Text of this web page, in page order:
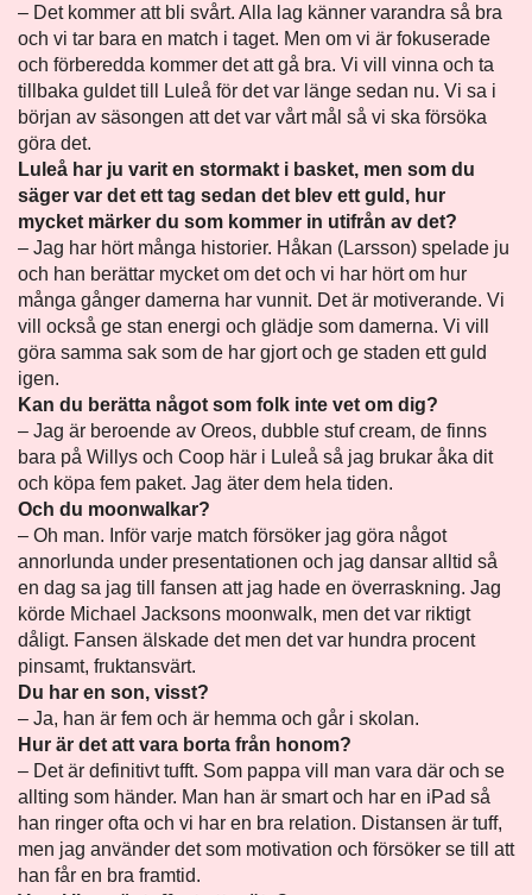
– Det kommer att bli svårt. Alla lag känner varandra så bra
och vi tar bara en match i taget. Men om vi är fokuserade
och förberedda kommer det att gå bra. Vi vill vinna och ta
tillbaka guldet till Luleå för det var länge sedan nu. Vi sa i
början av säsongen att det var vårt mål så vi ska försöka
göra det.
Luleå har ju varit en stormakt i basket, men som du
säger var det ett tag sedan det blev ett guld, hur
mycket märker du som kommer in utifrån av det?
– Jag har hört många historier. Håkan (Larsson) spelade ju
och han berättar mycket om det och vi har hört om hur
många gånger damerna har vunnit. Det är motiverande. Vi
vill också ge stan energi och glädje som damerna. Vi vill
göra samma sak som de har gjort och ge staden ett guld
igen.
Kan du berätta något som folk inte vet om dig?
– Jag är beroende av Oreos, dubble stuf cream, de finns
bara på Willys och Coop här i Luleå så jag brukar åka dit
och köpa fem paket. Jag äter dem hela tiden.
Och du moonwalkar?
– Oh man. Inför varje match försöker jag göra något
annorlunda under presentationen och jag dansar alltid så
en dag sa jag till fansen att jag hade en överraskning. Jag
körde Michael Jacksons moonwalk, men det var riktigt
dåligt. Fansen älskade det men det var hundra procent
pinsamt, fruktansvärt.
Du har en son, visst?
– Ja, han är fem och är hemma och går i skolan.
Hur är det att vara borta från honom?
– Det är definitivt tufft. Som pappa vill man vara där och se
allting som händer. Man han är smart och har en iPad så
han ringer ofta och vi har en bra relation. Distansen är tuff,
men jag använder det som motivation och försöker se till att
han får en bra framtid.